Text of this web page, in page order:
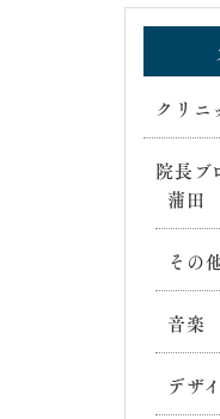
クリニ
院長ブ
蒲田
その
音楽
デザ